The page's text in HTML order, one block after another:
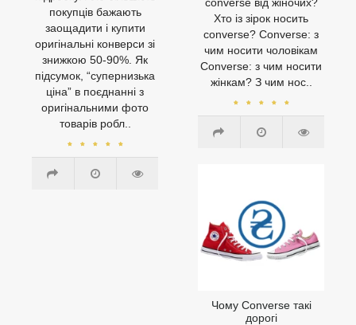
покупців бажають
заощадити і купити
оригінальні конверси зі
знижкою 50-90%. Як
підсумок, “супернизька
ціна” в поєднанні з
оригінальними фото
товарів робл..
Хто із зірок носить
converse? Converse: з
чим носити чоловікам
Converse: з чим носити
жінкам? З чим нос..
Чому Converse такі
дорогі